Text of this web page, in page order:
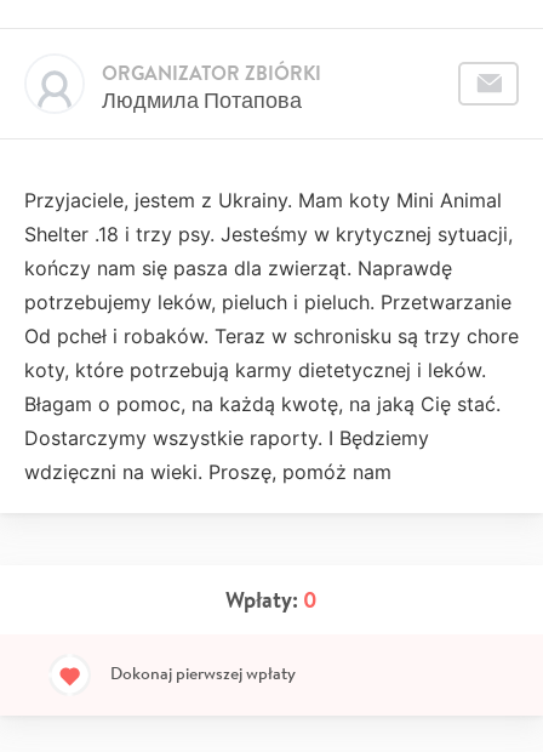
Людмила Потапова
ORGANIZATOR ZBIÓRKI
Przyjaciele, jestem z Ukrainy. Mam koty Mini Animal
Shelter .18 i trzy psy. Jesteśmy w krytycznej sytuacji,
kończy nam się pasza dla zwierząt. Naprawdę
potrzebujemy leków, pieluch i pieluch. Przetwarzanie
Od pcheł i robaków. Teraz w schronisku są trzy chore
koty, które potrzebują karmy dietetycznej i leków.
Błagam o pomoc, na każdą kwotę, na jaką Cię stać.
Dostarczymy wszystkie raporty. I Będziemy
wdzięczni na wieki. Proszę, pomóż nam
Wpłaty: 0
Dokonaj pierwszej wpłaty